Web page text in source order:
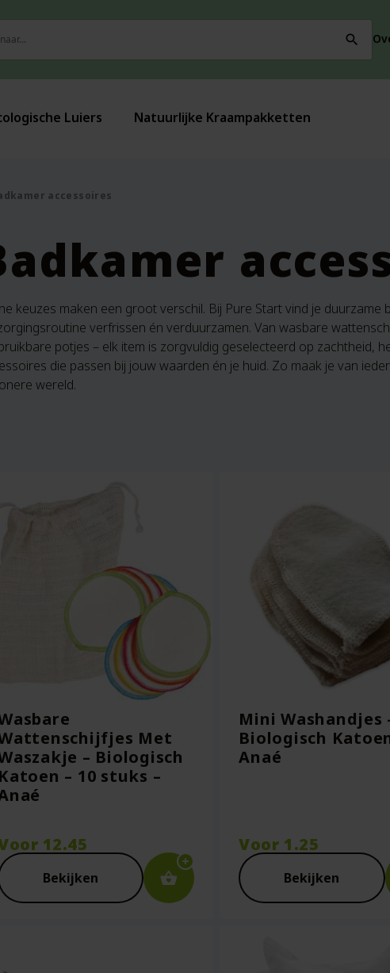
search
Luiers Natuurlijke Kraampakketten
accessoires
keuzes maken een groot verschil. Bij Pure Start vind je duurzame
verfrissen én verduurzamen. Van wasbare
potjes – elk item is zorgvuldig geselecteerd op zachtheid,
die passen bij jouw waarden én je huid. Zo maak je van
wereld.
Met
– Biologisch
Katoen – 10 stuks –
12.45
Bekijken
Mini Washandjes
Biologisch
Anaé
Voor 1.25
Bekijken